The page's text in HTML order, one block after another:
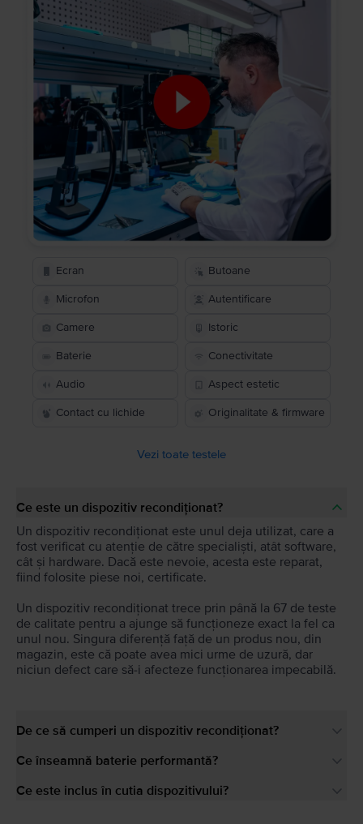
Ecran Butoane
Microfon Autentificare
Camere Istoric
Baterie Conectivitate
Audio Aspect estetic
Contact cu lichide Originalitate & firmware
Vezi toate testele
Ce este un dispozitiv recondiționat?
Un dispozitiv recondiționat este unul deja utilizat, care a
fost verificat cu atenție de către specialiști, atât software,
cât și hardware. Dacă este nevoie, acesta este reparat,
fiind folosite piese noi, certificate.
Un dispozitiv recondiționat trece prin până la 67 de teste
de calitate pentru a ajunge să funcționeze exact la fel ca
unul nou. Singura diferență față de un produs nou, din
magazin, este că poate avea mici urme de uzură, dar
niciun defect care să-i afecteze funcționarea impecabilă.
De ce să cumperi un dispozitiv recondiționat?
Ce înseamnă baterie performantă?
Ce este inclus în cutia dispozitivului?